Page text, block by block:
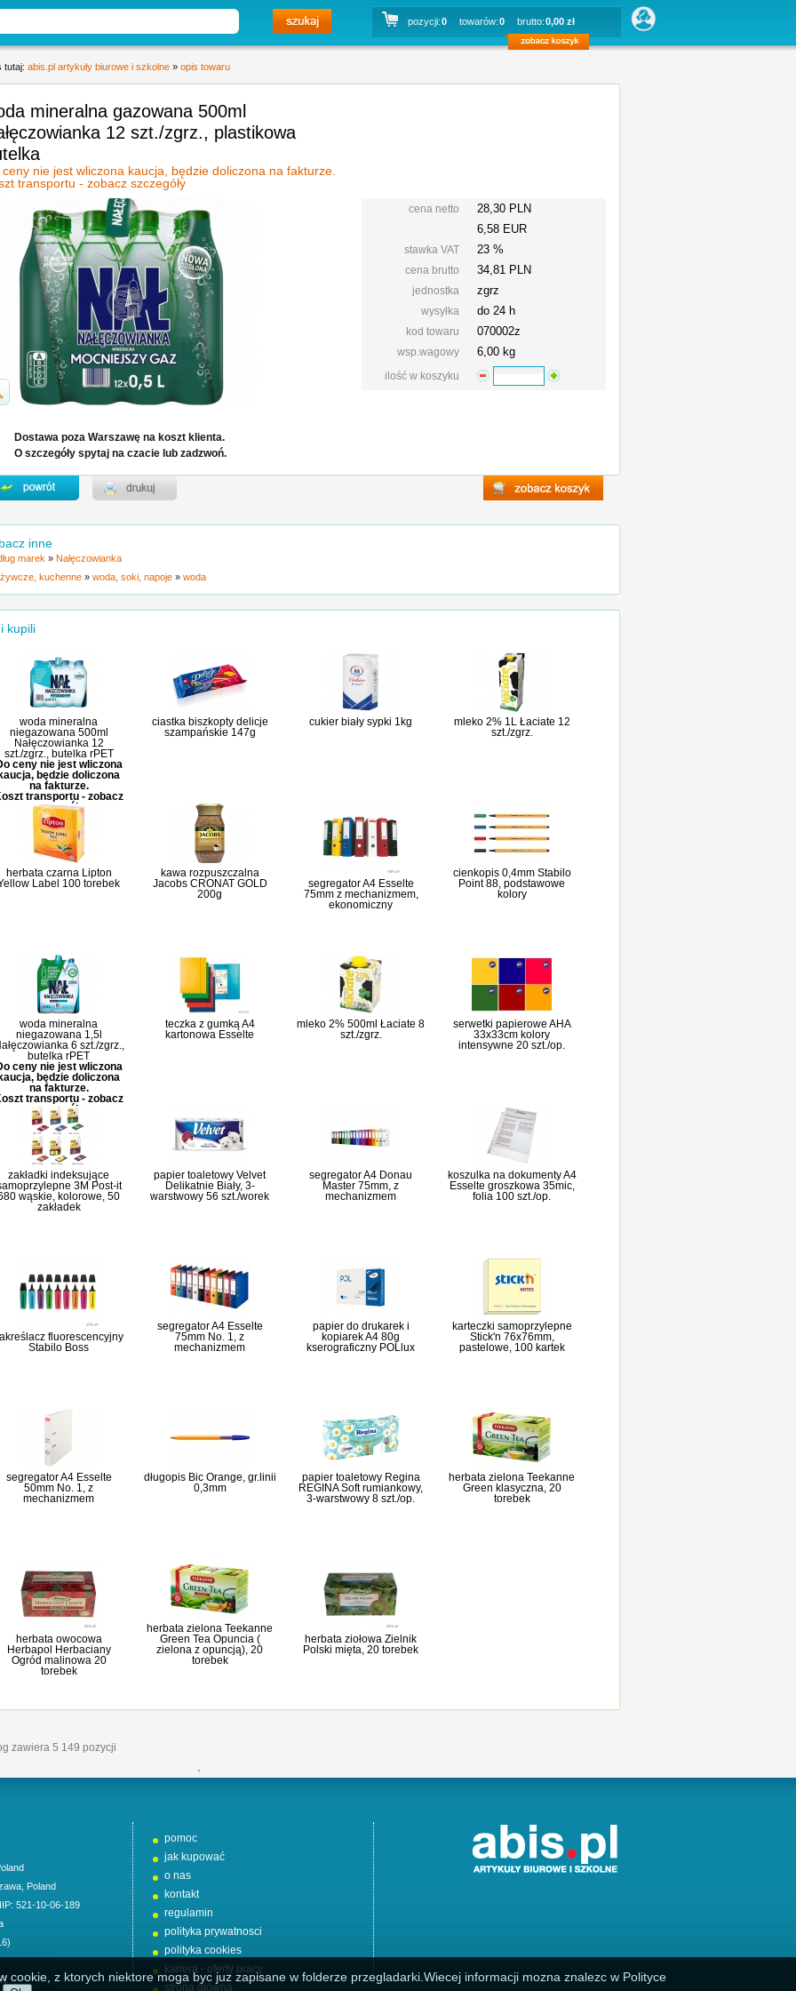
pozycji:0 towarów:0 brutto:0,00 zł
tutaj: abis.pl artykuły biurowe i szkolne » opis towaru
mineralna gazowana 500ml
12 szt./zgrz., plastikowa
ceny nie jest wliczona kaucja, będzie doliczona na fakturze.
transportu - zobacz szczegóły
cena netto
28,30 PLN
6,58 EUR
stawka VAT 23 %
cena brutto 34,81 PLN
jednostka zgrz
wysyłka do 24 h
kod towaru 070002z
wsp.wagowy 6,00 kg
ilość w koszyku
Dostawa poza Warszawę na koszt klienta.
O szczegóły spytaj na czacie lub zadzwoń.
inne
marek » Nałęczowianka
kuchenne » woda, soki, napoje » woda
kupili
woda mineralna
niegazowana 500ml
Nałęczowianka 12
szt./zgrz., butelka rPET
ceny nie jest wliczona
będzie doliczona
na fakturze.
transportu - zobacz
szczegóły
ciastka biszkopty delicje
szampańskie 147g
cukier biały sypki 1kg
mleko 2% 1L Łaciate 12
szt./zgrz.
herbata czarna Lipton
Label 100 torebek
kawa rozpuszczalna
Jacobs CRONAT GOLD
200g
segregator A4 Esselte
75mm z mechanizmem,
ekonomiczny
cienkopis 0,4mm Stabilo
Point 88, podstawowe
kolory
woda mineralna
niegazowana 1,5l
6 szt./zgrz.,
butelka rPET
ceny nie jest wliczona
będzie doliczona
na fakturze.
transportu - zobacz
szczegóły
teczka z gumką A4
kartonowa Esselte
mleko 2% 500ml Łaciate 8
szt./zgrz.
serwetki papierowe AHA
33x33cm kolory
intensywne 20 szt./op.
zakładki indeksujące
3M Post-it
wąskie, kolorowe, 50
zakładek
papier toaletowy Velvet
Delikatnie Biały, 3-
warstwowy 56 szt./worek
segregator A4 Donau
Master 75mm, z
mechanizmem
koszulka na dokumenty A4
Esselte groszkowa 35mic,
folia 100 szt./op.
fluorescencyjny
Stabilo Boss
segregator A4 Esselte
75mm No. 1, z
mechanizmem
papier do drukarek i
kopiarek A4 80g
kserograficzny POLlux
karteczki samoprzylepne
Stick'n 76x76mm,
pastelowe, 100 kartek
segregator A4 Esselte
50mm No. 1, z
mechanizmem
długopis Bic Orange, gr.linii
0,3mm
papier toaletowy Regina
REGINA Soft rumiankowy,
3-warstwowy 8 szt./op.
herbata zielona Teekanne
Green klasyczna, 20
torebek
herbata owocowa
Herbapol Herbaciany
Ogród malinowa 20
torebek
herbata zielona Teekanne
Green Tea Opuncia (
zielona z opuncją), 20
torebek
herbata ziołowa Zielnik
Polski mięta, 20 torebek
zawiera 5 149 pozycji
'
Poland
521-10-06-189
pomoc
jak kupować
o nas
kontakt
regulamin
polityka prywatnosci
polityka cookies
kariera - oferty pracy
strona główna
cookie, z ktorych niektore moga byc juz zapisane w folderze przegladarki.Wiecej informacji mozna znalezc w Polityce